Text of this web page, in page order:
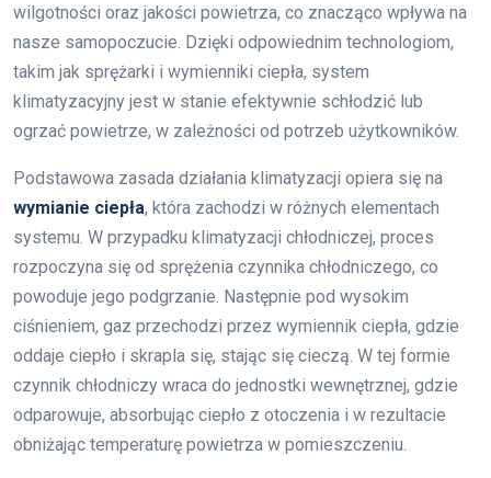
wilgotności oraz jakości powietrza, co znacząco wpływa na
nasze samopoczucie. Dzięki odpowiednim technologiom,
takim jak sprężarki i wymienniki ciepła, system
klimatyzacyjny jest w stanie efektywnie schłodzić lub
ogrzać powietrze, w zależności od potrzeb użytkowników.
Podstawowa zasada działania klimatyzacji opiera się na
wymianie ciepła, która zachodzi w różnych elementach
systemu. W przypadku klimatyzacji chłodniczej, proces
rozpoczyna się od sprężenia czynnika chłodniczego, co
powoduje jego podgrzanie. Następnie pod wysokim
ciśnieniem, gaz przechodzi przez wymiennik ciepła, gdzie
oddaje ciepło i skrapla się, stając się cieczą. W tej formie
czynnik chłodniczy wraca do jednostki wewnętrznej, gdzie
odparowuje, absorbując ciepło z otoczenia i w rezultacie
obniżając temperaturę powietrza w pomieszczeniu.